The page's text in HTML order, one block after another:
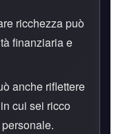
ricchezza può
finanziaria e
anche riflettere
cui sei ricco